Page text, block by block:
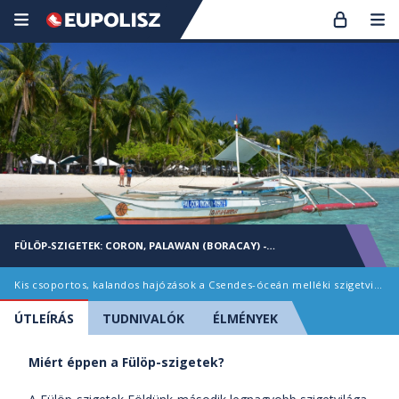
FÜLÖP-SZIGETEK: CORON, PALAWAN (BORACAY) -
Kis csoportos, kalandos hajózások a Csendes-óceán melléki szigetvilágban
ÚTLEÍRÁS TUDNIVALÓK ÉLMÉNYEK
Miért éppen a Fülöp-szigetek?